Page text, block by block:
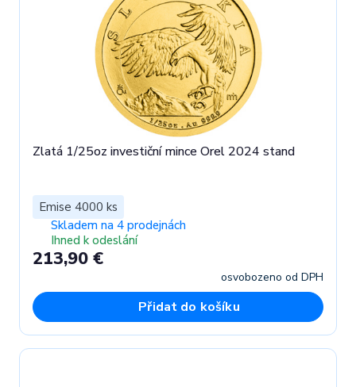
Zlatá 1/25oz investiční mince Orel 2024 stand
Emise 4000 ks
Skladem na 4 prodejnách
Ihned k odeslání
213,90 €
osvobozeno od DPH
Přidat do košíku